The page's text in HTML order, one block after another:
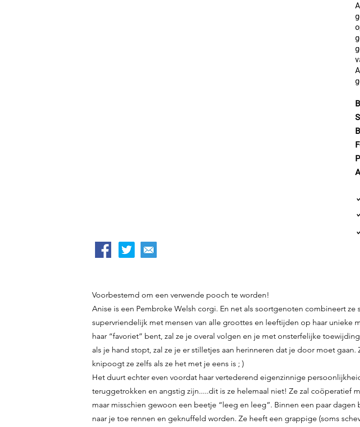
Voorbestemd om een verwende pooch te worden!
Anise is een Pembroke Welsh corgi. En net als soortgenoten combineert ze
supervriendelijk met mensen van alle groottes en leeftijden op haar unieke
haar “favoriet” bent, zal ze je overal volgen en je met onsterfelijke
als je hand stopt, zal ze je er stilletjes aan herinneren dat je door moet
knipoogt ze zelfs als ze het met je eens is ; )
Het duurt echter even voordat haar vertederend eigenzinnige
teruggetrokken en angstig zijn.....dit is ze helemaal niet! Ze zal coöperatief
maar misschien gewoon een beetje “leeg en leeg”. Binnen een paar
naar je toe rennen en geknuffeld worden. Ze heeft een grappige (soms